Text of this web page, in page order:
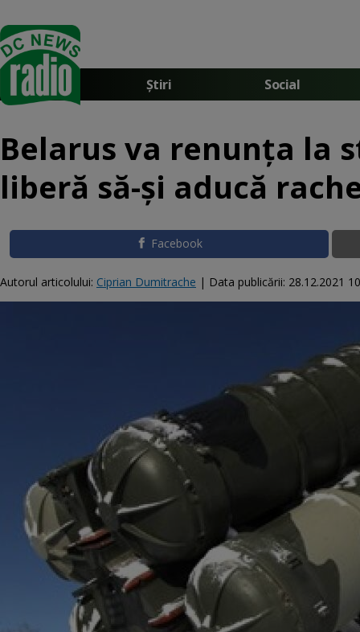
Știri Social
Belarus va renunţa la
liberă să-și aducă
Facebook
Autorul articolului: Ciprian Dumitrache | Data publicării: 28.12.2021